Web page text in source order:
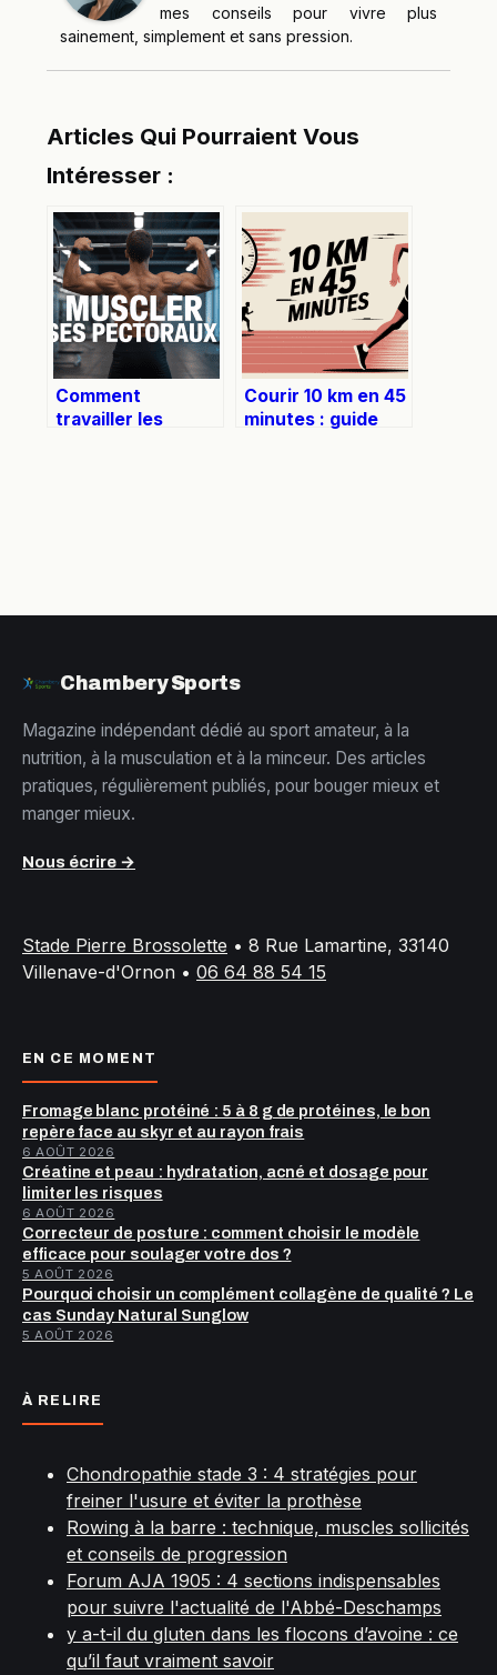
mes conseils pour vivre plus
sainement, simplement et sans pression.
Articles Qui Pourraient Vous
Intéresser :
Comment
travailler les
Courir 10 km en 45
minutes : guide
Chambery Sports
Magazine indépendant dédié au sport amateur, à la
nutrition, à la musculation et à la minceur. Des articles
pratiques, régulièrement publiés, pour bouger mieux et
manger mieux.
Nous écrire →
Stade Pierre Brossolette • 8 Rue Lamartine, 33140
Villenave-d'Ornon • 06 64 88 54 15
EN CE MOMENT
Fromage blanc protéiné : 5 à 8 g de protéines, le bon
repère face au skyr et au rayon frais
6 AOÛT 2026
Créatine et peau : hydratation, acné et dosage pour
limiter les risques
6 AOÛT 2026
Correcteur de posture : comment choisir le modèle
efficace pour soulager votre dos ?
5 AOÛT 2026
Pourquoi choisir un complément collagène de qualité ? Le
cas Sunday Natural Sunglow
5 AOÛT 2026
À RELIRE
Chondropathie stade 3 : 4 stratégies pour
freiner l'usure et éviter la prothèse
Rowing à la barre : technique, muscles sollicités
et conseils de progression
Forum AJA 1905 : 4 sections indispensables
pour suivre l'actualité de l'Abbé-Deschamps
y a-t-il du gluten dans les flocons d’avoine : ce
qu’il faut vraiment savoir